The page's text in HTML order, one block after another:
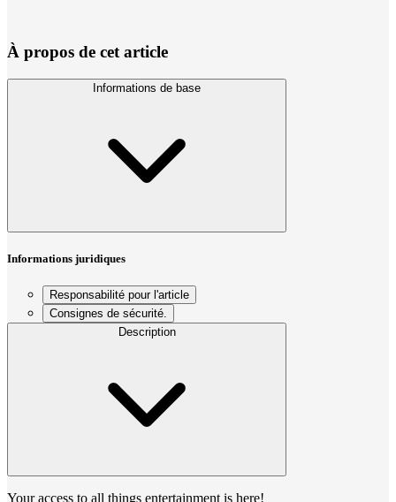
À propos de cet article
Informations de base
Informations juridiques
Responsabilité pour l'article
Consignes de sécurité.
Description
Your access to all things entertainment is here!